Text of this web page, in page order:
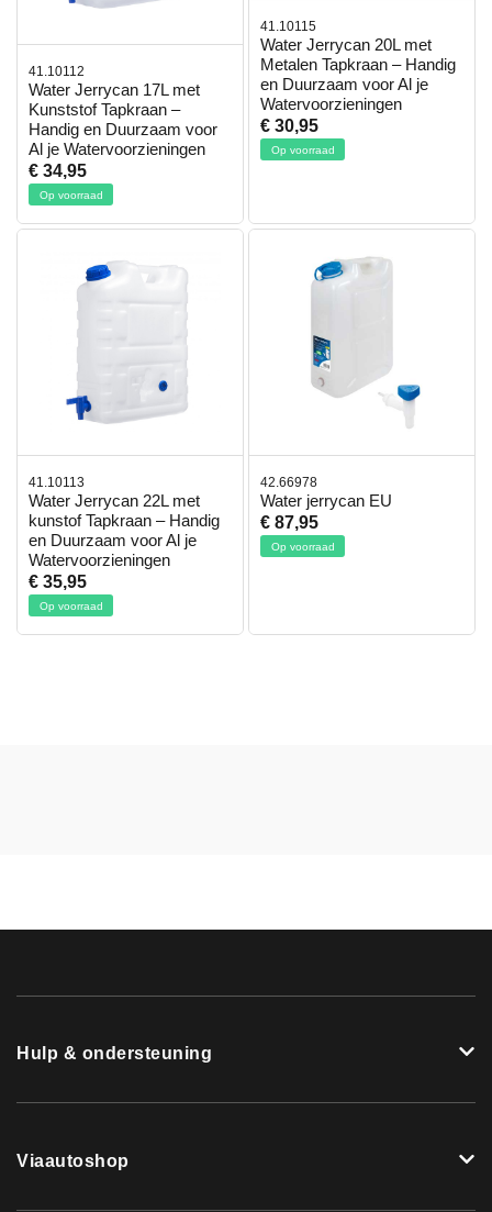
41.10112
Water Jerrycan 17L met
Kunststof Tapkraan –
Handig en Duurzaam voor
Al je Watervoorzieningen
€ 34,95
Op voorraad
41.10115
Water Jerrycan 20L met
Metalen Tapkraan – Handig
en Duurzaam voor Al je
Watervoorzieningen
€ 30,95
Op voorraad
41.10113
Water Jerrycan 22L met
kunstof Tapkraan – Handig
en Duurzaam voor Al je
Watervoorzieningen
€ 35,95
Op voorraad
42.66978
Water jerrycan EU
€ 87,95
Op voorraad
Hulp & ondersteuning
Viaautoshop